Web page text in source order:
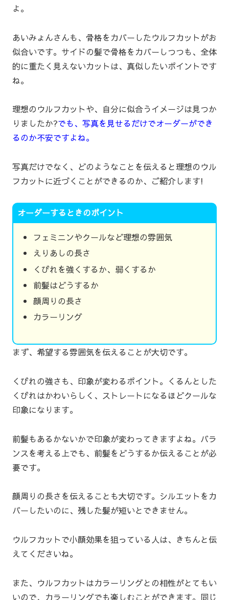
よ。
あいみょんさんも、骨格をカバーしたウルフカットがお
似合いです。サイドの髪で骨格をカバーしつつも、全体
的に重たく見えないカットは、真似したいポイントです
ね。
理想のウルフカットや、自分に似合うイメージは見つか
りましたか?でも、写真を見せるだけでオーダーができ
るのか不安ですよね。
写真だけでなく、どのようなことを伝えると理想のウル
フカットに近づくことができるのか、ご紹介します!
オーダーするときのポイント
フェミニンやクールなど理想の雰囲気
えりあしの長さ
くびれを強くするか、弱くするか
前髪はどうするか
顔周りの長さ
カラーリング
まず、希望する雰囲気を伝えることが大切です。
くびれの強さも、印象が変わるポイント。くるんとした
くびれはかわいらしく、ストレートになるほどクールな
印象になります。
前髪もあるかないかで印象が変わってきますよね。バラ
ンスを考える上でも、前髪をどうするか伝えることが必
要です。
顔周りの長さを伝えることも大切です。シルエットをカ
バーしたいのに、残した髪が短いとできません。
ウルフカットで小顔効果を狙っている人は、きちんと伝
えてくださいね。
また、ウルフカットはカラーリングとの相性がとてもい
いので、カラーリングでも楽しむことができます。同じ